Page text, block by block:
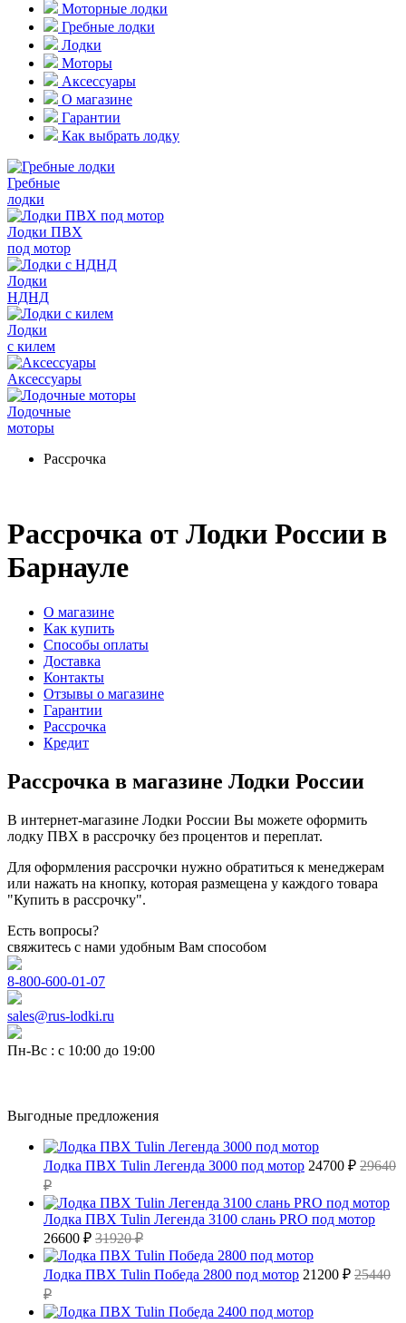
Моторные лодки
Гребные лодки
Лодки
Моторы
Аксессуары
О магазине
Гарантии
Как выбрать лодку
Гребные
лодки
Лодки ПВХ
под мотор
Лодки
НДНД
Лодки
с килем
Аксессуары
Лодочные
моторы
Рассрочка
Рассрочка от Лодки России в
Барнауле
О магазине
Как купить
Способы оплаты
Доставка
Контакты
Отзывы о магазине
Гарантии
Рассрочка
Кредит
Рассрочка в магазине Лодки России
В интернет-магазине Лодки России Вы можете оформить
лодку ПВХ в рассрочку без процентов и переплат.
Для оформления рассрочки нужно обратиться к менеджерам
или нажать на кнопку, которая размещена у каждого товара
"Купить в рассрочку".
Есть вопросы?
свяжитесь с нами удобным Вам способом
8-800-600-01-07
sales@rus-lodki.ru
Пн-Вс : с 10:00 до 19:00
Выгодные предложения
Лодка ПВХ Tulin Легенда 3000 под мотор 24700 ₽ 29640
₽
Лодка ПВХ Tulin Легенда 3100 слань PRO под мотор
26600 ₽ 31920 ₽
Лодка ПВХ Tulin Победа 2800 под мотор 21200 ₽ 25440
₽